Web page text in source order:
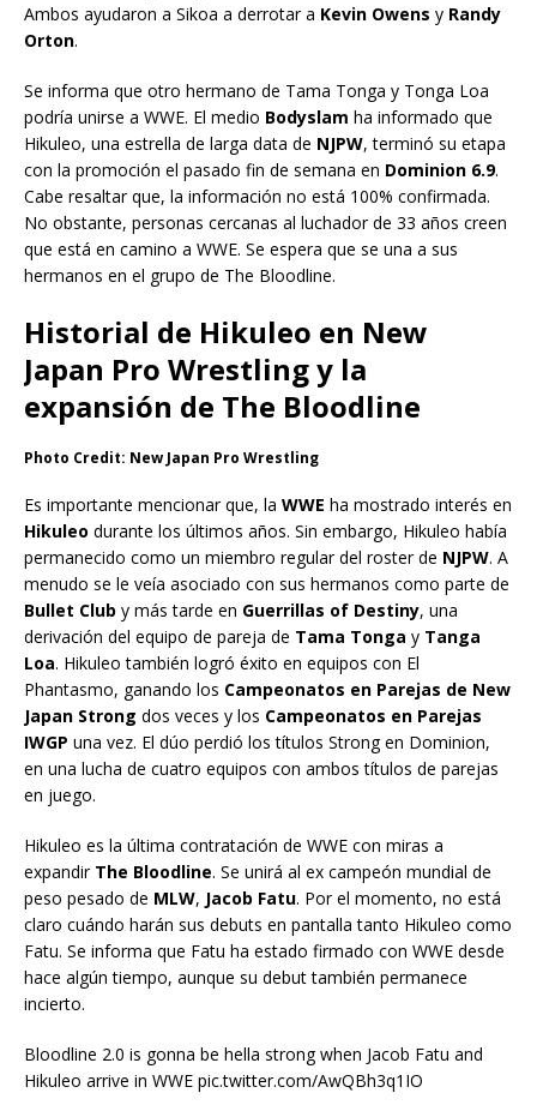
Ambos ayudaron a Sikoa a derrotar a Kevin Owens y Randy
Orton.
Se informa que otro hermano de Tama Tonga y Tonga Loa
podría unirse a WWE. El medio Bodyslam ha informado que
Hikuleo, una estrella de larga data de NJPW, terminó su etapa
con la promoción el pasado fin de semana en Dominion 6.9.
Cabe resaltar que, la información no está 100% confirmada.
No obstante, personas cercanas al luchador de 33 años creen
que está en camino a WWE. Se espera que se una a sus
hermanos en el grupo de The Bloodline.
Historial de Hikuleo en New
Japan Pro Wrestling y la
expansión de The Bloodline
Photo Credit: New Japan Pro Wrestling
Es importante mencionar que, la WWE ha mostrado interés en
Hikuleo durante los últimos años. Sin embargo, Hikuleo había
permanecido como un miembro regular del roster de NJPW. A
menudo se le veía asociado con sus hermanos como parte de
Bullet Club y más tarde en Guerrillas of Destiny, una
derivación del equipo de pareja de Tama Tonga y Tanga
Loa. Hikuleo también logró éxito en equipos con El
Phantasmo, ganando los Campeonatos en Parejas de New
Japan Strong dos veces y los Campeonatos en Parejas
IWGP una vez. El dúo perdió los títulos Strong en Dominion,
en una lucha de cuatro equipos con ambos títulos de parejas
en juego.
Hikuleo es la última contratación de WWE con miras a
expandir The Bloodline. Se unirá al ex campeón mundial de
peso pesado de MLW, Jacob Fatu. Por el momento, no está
claro cuándo harán sus debuts en pantalla tanto Hikuleo como
Fatu. Se informa que Fatu ha estado firmado con WWE desde
hace algún tiempo, aunque su debut también permanece
incierto.
Bloodline 2.0 is gonna be hella strong when Jacob Fatu and
Hikuleo arrive in WWE pic.twitter.com/AwQBh3q1IO